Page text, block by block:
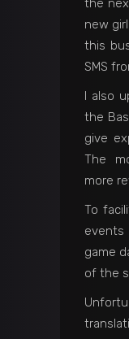
the
new
this
SMS
I also
the
give
The
more
To
game
of the